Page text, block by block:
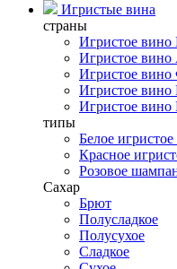
Игристые вина
страны
Игристое вино
Игристое вино
Игристое
Игристое вино
Игристое вино
типы
Белое
Красное
Розовое
Сахар
Брют
Полусладкое
Полусухое
Сладкое